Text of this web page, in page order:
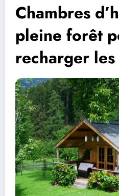
Chambres
pleine forêt
recharger